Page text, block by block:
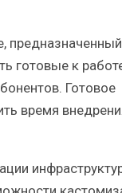
готовые к
Готовое
время